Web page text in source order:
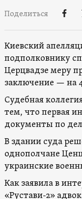
Поделиться
Киевский
подполковнику
Церцвадзе меру
заключение — на
Судебная
тем, что первая
документы по
В здании суда
однополчане
украинские
Как заявила в
«Рустави-2»